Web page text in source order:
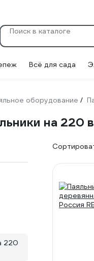
Всё для сада
оборудование /
на 220
220